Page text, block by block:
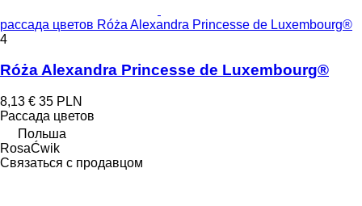
рассада цветов Róża Alexandra Princesse de Luxembourg®
4
Róża Alexandra Princesse de Luxembourg®
8,13 € 35 PLN
Рассада цветов
Польша
RosaĆwik
Связаться с продавцом